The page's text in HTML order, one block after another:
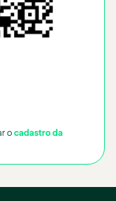
o cadastro da